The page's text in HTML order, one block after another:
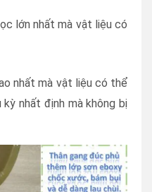
lớn nhất mà vật liệu có
nhất mà vật liệu có thể
nhất định mà không bị